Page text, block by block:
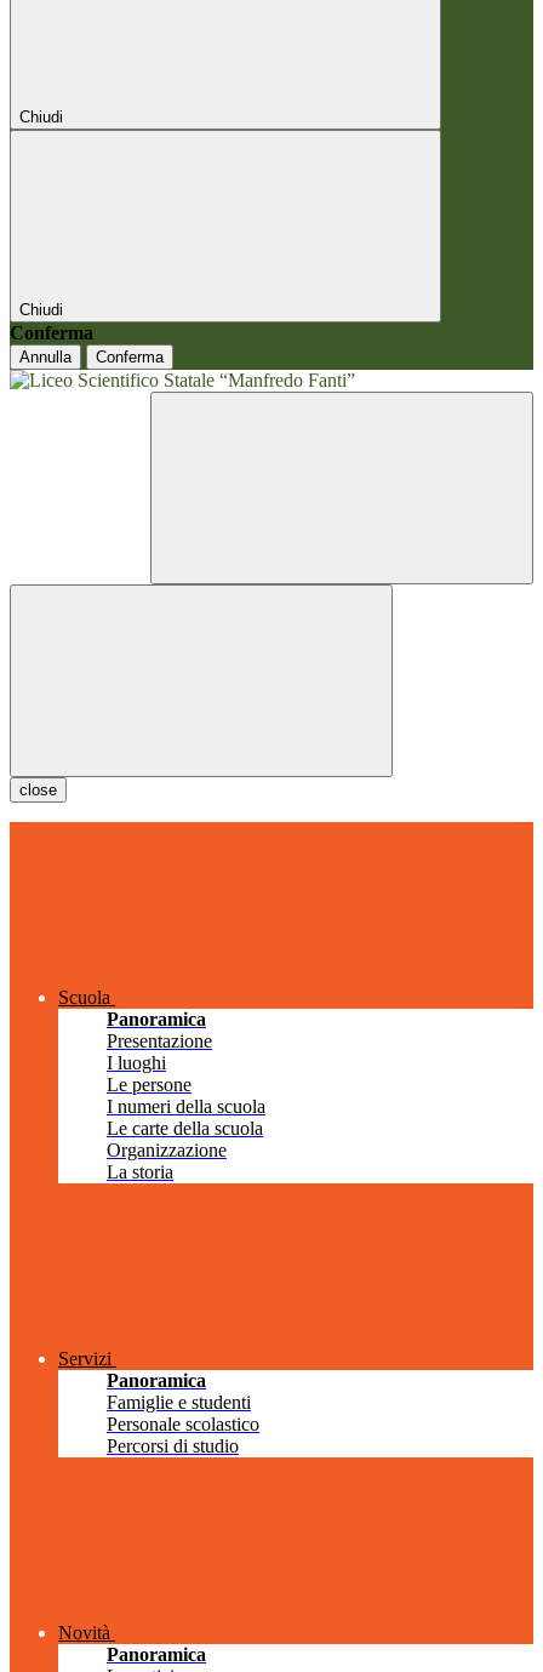
Chiudi
Chiudi
Conferma
Annulla Conferma
close
Scuola
Panoramica
Presentazione
I luoghi
Le persone
I numeri della scuola
Le carte della scuola
Organizzazione
La storia
Servizi
Panoramica
Famiglie e studenti
Personale scolastico
Percorsi di studio
Novità
Panoramica